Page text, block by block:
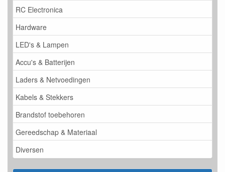
RC Electronica
Hardware
LED's & Lampen
Accu's & Batterijen
Laders & Netvoedingen
Kabels & Stekkers
Brandstof toebehoren
Gereedschap & Materiaal
Diversen